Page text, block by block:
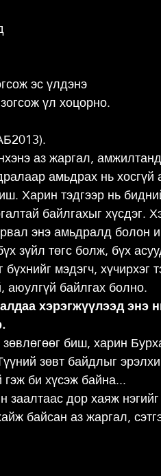
эс үлдэнэ
үл хоцорно.
аз жаргал, амжилтанд
амьдрах нь
Харин тэдгээр нь
байлгахыг хүсдэг.
энэ амьдралд болон
зүйл төгс болж, бүх
мэдэгч, хүчирхэг
аюулгүй байлгах болно.
хэрэгжүүлээд энэ
биш, харин
зөвт байдлыг
би хүсэж байна...
заалтаас дор хаяж
байсан аз жаргал,